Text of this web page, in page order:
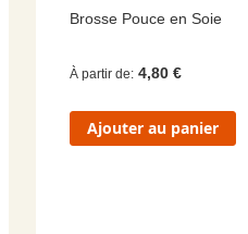
Brosse Pouce en Soie
À partir de 4,80 €
Ajouter au panier